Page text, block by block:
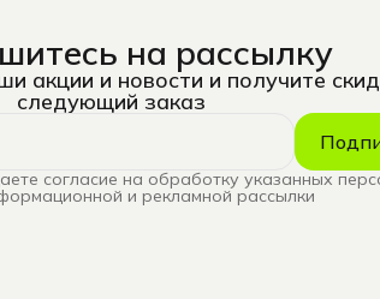
на рассылку
акции и новости и получите
следующий заказ
согласие на обработку указанных
и рекламной рассылки